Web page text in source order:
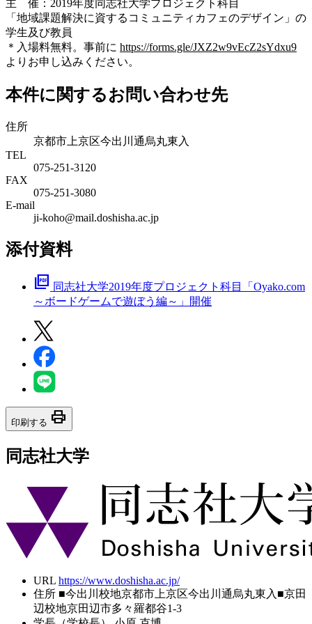
主 催：2019年度同志社大学プロジェクト科目
「地域課題解決に資するコミュニティカフェのデザイン」の
学生及び教員
＊入場料無料。事前に https://forms.gle/JXZ2w9vEcZ2sYdxu9
よりお申し込みください。
本件に関するお問い合わせ先
住所
京都市上京区今出川通烏丸東入
TEL
075-251-3120
FAX
075-251-3080
E-mail
ji-koho@mail.doshisha.ac.jp
添付資料
picture_as_pdf 同志社大学2019年度プロジェクト科目「Oyako.com
～ボードゲームで遊ぼう編～」開催
印刷する print
同志社大学
URL https://www.doshisha.ac.jp/
住所 ■今出川校地京都市上京区今出川通烏丸東入■京田
辺校地京田辺市多々羅都谷1-3